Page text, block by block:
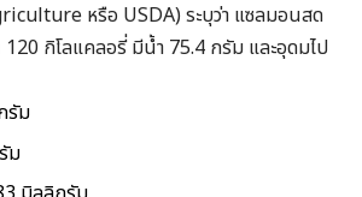
หรือ USDA) ระบุว่า แซลมอนสด
กิโลแคลอรี่ มีน้ำ 75.4 กรัม และอุดมไป
รัม
ม